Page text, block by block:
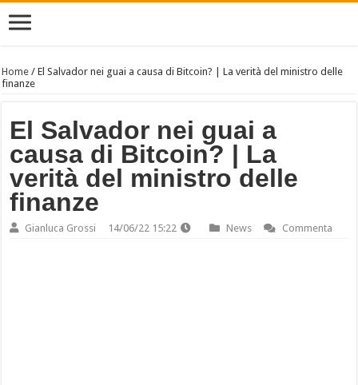
Home /El Salvador nei guai a causa di Bitcoin? | La verità del ministro delle
finanze
El Salvador nei guai a
causa di Bitcoin? | La
verità del ministro delle
finanze
Gianluca Grossi 14/06/22 15:22 News Commenta